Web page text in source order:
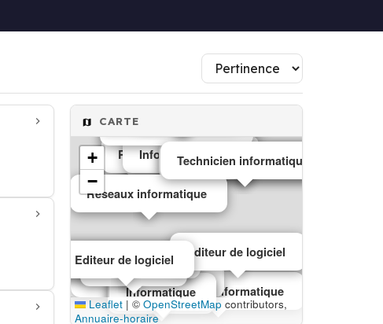
CARTE
Informatique
Informatique
Réseaux informatique
Informatique
Matériel consommables
Dépannage informatique
Matériel informatique
Informatique
Informatique
Editeurs de logiciels
Dépannage informatique
Informatique
Matériel informatique
Editeur de logiciel
Réseaux informatique
Editeur de logiciel
Technicien informatique
Informatique
Dépannage informatique
Technicien informatique
+
−
Leaflet | © OpenStreetMap contributors,
Annuaire-horaire